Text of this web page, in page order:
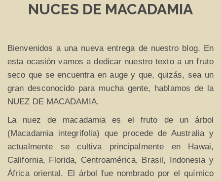
NUCES DE MACADAMIA
Bienvenidos a una nueva entrega de nuestro blog. En
esta ocasión vamos a dedicar nuestro texto a un fruto
seco que se encuentra en auge y que, quizás, sea un
gran desconocido para mucha gente, hablamos de la
NUEZ DE MACADAMIA.
La nuez de macadamia es el fruto de un árbol
(Macadamia integrifolia) que procede de Australia y
actualmente se cultiva principalmente en Hawai,
California, Florida, Centroamérica, Brasil, Indonesia y
África oriental. El árbol fue nombrado por el químico